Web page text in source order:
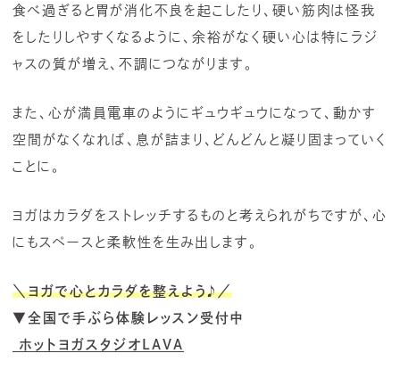
食べ過ぎると胃が消化不良を起こしたり、硬い筋肉は怪我
をしたりしやすくなるように、余裕がなく硬い心は特にラジ
ャスの質が増え、不調につながります。
また、心が満員電車のようにギュウギュウになって、動かす
空間がなくなれば、息が詰まり、どんどんと凝り固まっていく
ことに。
ヨガはカラダをストレッチするものと考えられがちですが、心
にもスペースと柔軟性を生み出します。
＼ヨガで心とカラダを整えよう♪／
▼全国で手ぶら体験レッスン受付中
ホットヨガスタジオLAVA